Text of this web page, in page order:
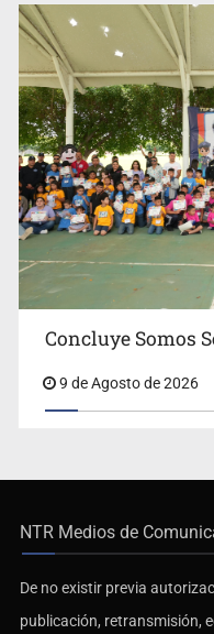
Concluye Somos
9 de Agosto de 2026
NTR Medios de
De no existir previa
publicación, retransmisión,